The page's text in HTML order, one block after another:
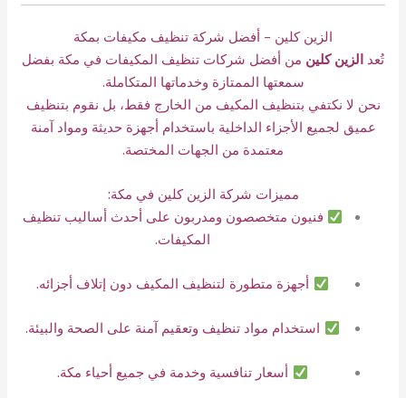
الزين كلين – أفضل شركة تنظيف مكيفات بمكة
تُعد الزين كلين من أفضل شركات تنظيف المكيفات في مكة بفضل
سمعتها الممتازة وخدماتها المتكاملة.
نحن لا نكتفي بتنظيف المكيف من الخارج فقط، بل نقوم بتنظيف
عميق لجميع الأجزاء الداخلية باستخدام أجهزة حديثة ومواد آمنة
معتمدة من الجهات المختصة.
مميزات شركة الزين كلين في مكة:
فنيون متخصصون ومدربون على أحدث أساليب تنظيف
المكيفات.
أجهزة متطورة لتنظيف المكيف دون إتلاف أجزائه.
استخدام مواد تنظيف وتعقيم آمنة على الصحة والبيئة.
أسعار تنافسية وخدمة في جميع أحياء مكة.